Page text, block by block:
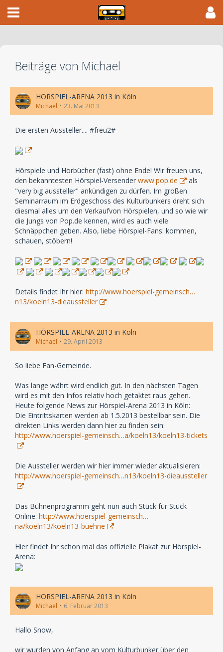
Beiträge von Michael
HÖRSPIEL-ARENA 2013 in Köln
Michael 23. Mai 2013
Die ersten Aussteller.... #freu2#
Hörspiele und Hörbücher (fast) ohne Ende! Wir freuen uns,
den bekanntesten Hörspiel-Versender www.pop.de
als
"very big aussteller" ankündigen zu dürfen. Im großen
Seminarraum im Erdgeschoss des Kulturbunkers dreht sich
diesmal alles um den Verkaufvon Hörspielen, und so wie wir
die Jungs von Pop.de kennen, wird es auch viele
Schnäppchen geben. Also, liebe Hörspiel-Fans: kommen,
schauen, stöbern!
Details findet Ihr hier: http://www.hoerspiel-gemeinsch…
n13/koeln13-dieaussteller
HÖRSPIEL-ARENA 2013 in Köln
Michael 29. April 2013
So liebe Fan-Gemeinde.
Was lange währt wird endlich gut. In den nächsten Tagen
wird es mit den Infos relativ hoch getaktet raus gehen.
Heute folgende News zur Hörspiel-Arena 2013 in Köln:
Die Eintrittskarten werden ab 1.5.2013 bestellbar sein. Die
direkten Links werden dann hier zu finden sein:
http://www.hoerspiel-gemeinsch…a/koeln13/koeln13-tickets
Die Aussteller werden wir hier immer wieder aktualisieren:
http://www.hoerspiel-gemeinsch…n13/koeln13-dieaussteller
Das Bühnenprogramm geht nun auch Stück für Stück
Online: http://www.hoerspiel-gemeinsch…
na/koeln13/koeln13-buehne
Hier findet Ihr schon mal das offizielle Plakat zur Hörspiel-
Arena:
HÖRSPIEL-ARENA 2013 in Köln
Michael 6. Februar 2013
Hallo Snow,
wir wurden von Anfang an vom Kulturbunker über den